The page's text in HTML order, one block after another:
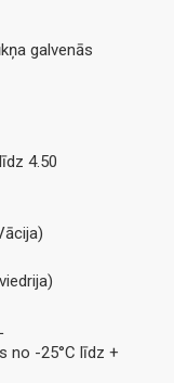
galvenās
4.50
no -25°C līdz +